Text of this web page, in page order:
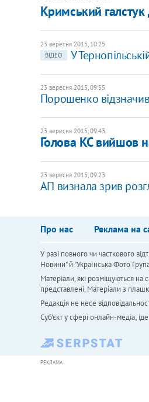
Кримський галстук
23 вересня 2015, 10:25
ВІДЕО
У
23 вересня 2015, 09:55
Порошенко
23 вересня 2015, 09:43
Голова КС вийшов
23 вересня 2015, 09:23
АП визнала зрив
Про нас Реклама на
У разі повного чи часткового
Новини" й "Українська Фото
Матеріали, які розміщуються
представлені. Матеріали з
Редакція не несе
Cуб'єкт у сфері онлайн-медіа;
РЕКЛАМА